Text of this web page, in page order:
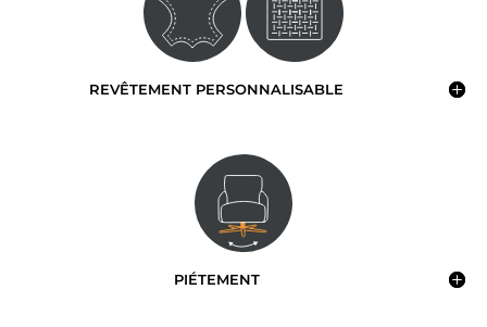
REVÊTEMENT PERSONNALISABLE
PIÉTEMENT